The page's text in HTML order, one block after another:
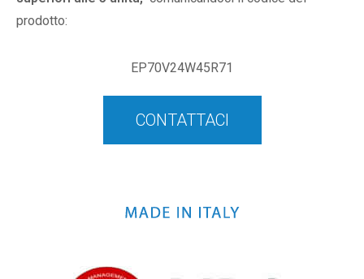
prodotto:
EP70V24W45R71
CONTATTACI